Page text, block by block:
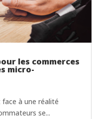
les commerces
micro-
à une réalité
se...